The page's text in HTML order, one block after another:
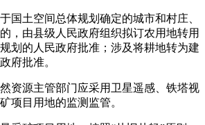
国土空间总体规划确定的城市和村庄、
，由县级人民政府组织拟订农用地转用
划的人民政府批准；涉及将耕地转为建
府批准。
资源主管部门应采用卫星遥感、铁塔视
项目用地的监测监管。